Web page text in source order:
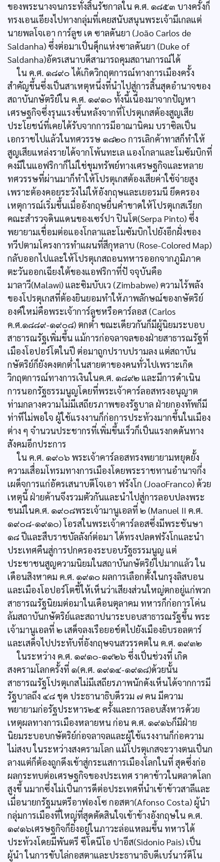
ของพระนางจนกระทั่งสิ้นรัชกาลใน ค.ศ. ๑๘๕๓ บางครั้งก็
ทรงเอนเอียงไปทางกลุ่มที่เคยสนับสนุนพระเจ้ามีเกลแต่
นายพลโจเอา การ์ลูช เด ซาลดันยา (João Carlos de
Saldanha) ซึ่งต่อมาเป็นดุ็กแห่งซาลดันยา (Duke of
Saldanha)อัครเสนาบดีสามารถคุมสถานการณ์ได้
ใน ค.ศ. ๑๘๙๐ ได้เกิดวิกฤตการณ์ทางการเมืองครั้ง
สำคัญขึ้นซึ่งเป็นสาเหตุหนึ่งที่นำไปสู่การสิ้นสุดอำนาจของ
สถาบันกษัตริย์ใน ค.ศ. ๑๙๑๐ ทั้งนี้เนื่องมาจากปัญหา
เศรษฐกิจซึ่งรุนแรงขึ้นหลังจากที่โปรตุเกสต้องสูญเสีย
ประโยชน์ที่เคยได้รับจากการมีอาณานิคม บราซิลเป็น
เอกราชไปแล้วในทศวรรษ ๑๘๒๐ การเลิกค้าทาสก็ทำให้
สูญเสียแหล่งรายได้จากโพ้นทะเล แองโกลาและโมซัมบิกที่
คงมีในแอฟริกาก็ไม่ใช่ขุมทรัพย์ทางเศรษฐกิจและหลาย
ทศวรรษที่ผ่านมาก็ทำให้โปรตุเกสต้องเสียค่าใช้จ่ายสูง
เพราะต้องคอยระวังไม่ให้อังกฤษและเยอรมนี ยึดครอง
เหตุการณ์เริ่มขึ้นเมื่ออังกฤษยื่นคำขาดให้โปรตุเกสเรียก
คณะสำรวจดินแดนของเซร์ปา ปินโต(Serpa Pinto) ซึ่ง
พยายามเชื่อมต่อแองโกลาและโมซัมบิกไปยังอีกฝั่งของ
ทวีปตามโครงการทำแผนที่สีกุหลาบ (Rose-Colored Map)
กลับออกไปและให้โปรตุเกสถอนทหารออกจากภูมิภาค
ตะวันออกเฉียงใต้ของแอฟริกาที่ปั จจุบันคือ
มาลาวี(Malawi) และซิมบับเว (Zimbabwe) ความไร้พลัง
ของโปรตุเกสที่ต้องยินยอมทำให้ภาพลักษณ์ของกษัตริย์
องค์ใหม่คือพระเจ้าการ์ลูชหรือคาร์ลอส (Carlos
ค.ศ.๑๘๘๙-๑๙๐๘) ตกต่ำ ขณะเดียวกันก็มีผู้นิยมระบอบ
สาธารณรัฐเพิ่มขึ้น แม้การก่อจลาจลของฝ่ายสาธารณรัฐที่
เมืองโอปอร์โตในปี ต่อมาถูกปราบปรามลง แต่สถาบัน
กษัตริย์ก็ยังคงตกต่ำในสายตาของคนทั่วไปเพราะเกิด
วิกฤตการณ์ทางการเงินในค.ศ. ๑๘๙๒ และมีการดำเนิน
การนอกรัฐธรรมนูญโดยที่พระเจ้าคาร์ลอสทรงอนุญาต
ท่ามกลางความไม่มีเสถียรภาพของรัฐบาล ฝ่ายกองทัพก็มี
ท่าทีไม่พอใจ ผู้ใช้แรงงานก็ก่อการประท้วงมากขึ้นในเมือง
ต่าง ๆ จำนวนประชากรที่เพิ่มขึ้นเร็วก็เป็นแรงกดดันทาง
สังคมอีกประการ
ใน ค.ศ. ๑๙๐๖ พระเจ้าคาร์ลอสทรงพยายามหยุดยั้ง
ความเสื่อมโทรมทางการเมืองโดยพระราชทานอำนาจกึ่ง
เผด็จการแก่อัครเสนาบดีโจเอา ฟรังโก (JoaoFranco) ด้วย
เหตุนี้ ฝ่ายค้านจึงรวมตัวกันและนำไปสู่การลอบปลงพระ
ชนม์ในค.ศ. ๑๙๐๘พระเจ้ามานูเอลที่ ๒ (Manuel II ค.ศ.
๑๙๐๘-๑๙๑๐) โอรสในพระเจ้าคาร์ลอสซึ่งมีพระชันษา
๑๘ ปีและสืบราชบัลลังก์ต่อมา ได้ทรงปลดฟรังโกและนำ
ประเทศคืนสู่การปกครองระบอบรัฐธรรมนูญ แต่
ประชาชนสูญความนิยมในสถาบันกษัตริย์ไปมากแล้ว ใน
เดือนสิงหาคม ค.ศ. ๑๙๑๐ ผลการเลือกตั้งในกรุงลิสบอน
และเมืองโอปอร์โตชี้ให้เห็นว่าเสียงส่วนใหญ่ตกอยู่แก่พวก
สาธารณรัฐนิยมต่อมาในเดือนตุลาคม ทหารก็ก่อการโค่น
ล้มสถาบันกษัตริย์และสถาปนาระบอบสาธารณรัฐขึ้น พระ
เจ้ามานูเอลที่ ๒ เสด็จลงเรือยอช์ตไปยังเมืองยิบรอลตาร์
และเสด็จไปประทับที่อังกฤษจนสวรรคตใน ค.ศ. ๑๙๓๒
ในระหว่าง ค.ศ. ๑๙๑๐-๑๙๒๖ ซึ่งเป็นช่วงที่ เกิด
สงครามโลกครั้งที่ ๑(ค.ศ. ๑๙๑๔-๑๙๑๘)ด้วยนั้น
สาธารณรัฐโปรตุเกสไม่มีเสถียรภาพนักดังเห็นได้จากการมี
รัฐบาลถึง ๔๘ ชุด ประธานาธิบดีรวม ๗ คน มีความ
พยายามก่อรัฐประหาร๒๕ ครั้งและการลอบสังหารด้วย
เหตุผลทางการเมืองหลายหน ก่อน ค.ศ. ๑๙๑๖ก็มีฝ่าย
นิยมระบอบกษัตริย์ก่อจลาจลและผู้ใช้แรงงานก็ก่อความ
ไม่สงบ ในระหว่างสงครามโลก แม้โปรตุเกสจะวางตนเป็นก
ลางแต่ก็ต้องถูกดึงเข้าสู่กระแสการเมืองโลกในที่ สุดซึ่งก่อ
ผลกระทบต่อเศรษฐกิจของประเทศ ราคาข้าวในตลาดโลก
สูงขึ้ นมากซึ่งไม่เป็นการดีต่อประเทศที่นำเข้าข้าวสาลีและ
เมื่อนายกรัฐมนตรีอาฟองโซ กอสตา(Afonso Costa) ผู้นำ
กลุ่มการเมืองที่ใหญ่ที่สุดตัดสินใจเข้าข้างอังกฤษใน ค.ศ.
๑๙๑๖เศรษฐกิจก็ยิ่งอยู่ในภาวะล่อแหลมขึ้น ทหารได้
ประท้วงโดยมีพันตรี ซีโดนีโอ ปาอีส(Sidonio Pais) เป็น
ผู้นำ ในการขับไล่กอสตาและประธานาธิบดีเบร์นาร์ดีโน